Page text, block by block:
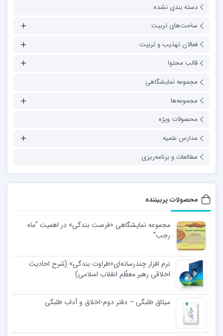
دسته بندی نشده
ساحت‌های تربیت
فعالان تهذیب و تربیت
قالب محتوا
مجموعه نمایشگاهی
مجموعه‌ها
محصولات ویژه
مدارس علمیه
مطالعات و برنامه‌ریزی
محصولات پربیننده
مجموعه نمایشگاهی «فرصت بندگی» در اهمیت “ماه
رجب”
نرم افزار چندرسانه‌ای«طراوت بندگی» (شرح احادیث
اخلاقی رهبر معظّم انقلاب اسلامی)
میثاق طلبگی – دفتر دوم-اخلاق و آداب طلبگی